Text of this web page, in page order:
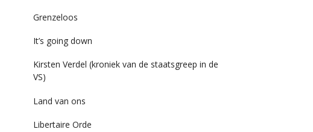
Grenzeloos
It’s going down
Kirsten Verdel (kroniek van de staatsgreep in de
VS)
Land van ons
Libertaire Orde